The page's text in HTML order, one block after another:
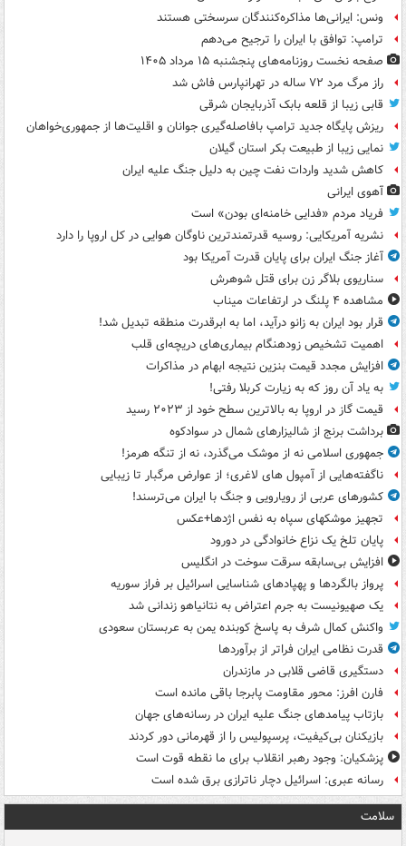
ونس: ایرانی‌ها مذاکره‌کنندگان سرسختی هستند
ترامپ: توافق با ایران را ترجیح می‌دهم
صفحه نخست روزنامه‌های پنجشنبه ۱۵ مرداد ۱۴۰۵
راز مرگ مرد ۷۲ ساله در تهرانپارس فاش شد
قابی زیبا از قلعه بابک آذربایجان شرقی
ریزش پایگاه جدید ترامپ بافاصله‌گیری جوانان و اقلیت‌ها از جمهوری‌خواهان
نمایی زیبا از طبیعت بکر استان گیلان
کاهش شدید واردات نفت چین به دلیل جنگ علیه ایران
آهوی ایرانی
فریاد مردم «فدایی خامنه‌ای بودن» است
نشریه آمریکایی: روسیه قدرتمندترین ناوگان هوایی در کل اروپا را دارد
آغاز جنگ ایران برای پایان قدرت آمریکا بود
سناریوی بلاگر زن برای قتل شوهرش
مشاهده ۴ پلنگ در ارتفاعات میناب
قرار بود ایران به زانو درآید، اما به ابرقدرت منطقه تبدیل شد!
اهمیت تشخیص زودهنگام بیماری‌های دریچه‌ای قلب
افزایش مجدد قیمت بنزین نتیجه ابهام در مذاکرات
به یاد آن روز که به زیارت کربلا رفتی!
قیمت گاز در اروپا به بالاترین سطح خود از ۲۰۲۳ رسید
برداشت برنج از شالیزارهای شمال در سوادکوه
جمهوری اسلامی نه از موشک می‌گذرد، نه از تنگه هرمز!
ناگفته‌هایی از آمپول های لاغری؛ از عوارض مرگبار تا زیبایی
کشورهای عربی از رویارویی و جنگ با ایران می‌ترسند!
تجهیز موشکهای سپاه به نفس اژدها+عکس
پایان تلخ یک نزاع خانوادگی در دورود
افزایش بی‌سابقه سرقت سوخت در انگلیس
پرواز بالگردها و پهپادهای شناسایی اسرائیل بر فراز سوریه
یک صهیونیست به جرم اعتراض به نتانیاهو زندانی شد
واکنش کمال شرف به پاسخ کوبنده یمن به عربستان سعودی
قدرت نظامی ایران فراتر از برآوردها
دستگیری قاضی قلابی در مازندران
فارن افرز: محور مقاومت پابرجا باقی مانده است
بازتاب پیامدهای جنگ علیه ایران در رسانه‌های جهان
بازیکنان بی‌کیفیت، پرسپولیس را از قهرمانی دور کردند
پزشکیان: وجود رهبر انقلاب برای ما نقطه قوت است
رسانه عبری: اسرائیل دچار ناترازی برق شده است
سلامت